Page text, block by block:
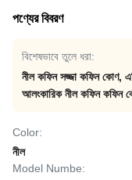
পণ্যের বিবরণ
বিশেষভাবে তুলে ধরা:
নীল কফিন সজ্জা কফিন কোণ,
আলংকারিক নীল কফিন কফিন
Color:
নীল
Model Numbe: